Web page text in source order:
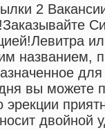
2
названием,
вы можете
эрекции
двойной